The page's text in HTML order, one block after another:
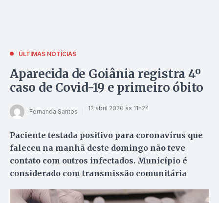
ÚLTIMAS NOTÍCIAS
Aparecida de Goiânia registra 4º
caso de Covid-19 e primeiro óbito
Fernanda Santos 12 abril 2020 às 11h24
Paciente testada positivo para coronavírus que
faleceu na manhã deste domingo não teve
contato com outros infectados. Município é
considerado com transmissão comunitária